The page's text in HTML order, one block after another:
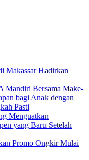
Makassar Hadirkan
Bersama Make-
bagi Anak dengan
Pasti
Menguatkan
yang Baru Setelah
Promo Ongkir Mulai